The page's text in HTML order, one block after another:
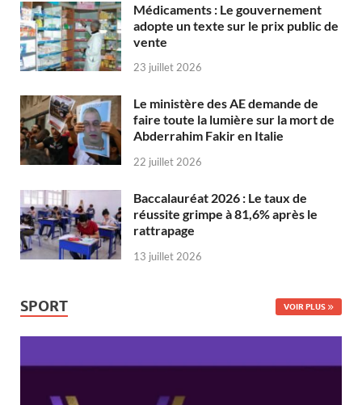
Médicaments : Le gouvernement
adopte un texte sur le prix public de
vente
23 juillet 2026
Le ministère des AE demande de
faire toute la lumière sur la mort de
Abderrahim Fakir en Italie
22 juillet 2026
Baccalauréat 2026 : Le taux de
réussite grimpe à 81,6% après le
rattrapage
13 juillet 2026
SPORT VOIR PLUS